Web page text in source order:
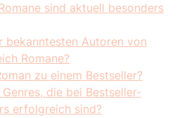
sind aktuell besonders
bekanntesten Autoren von
Romane?
zu einem Bestseller?
die bei Bestseller-
erfolgreich sind?